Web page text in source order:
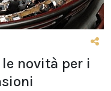
novità per i